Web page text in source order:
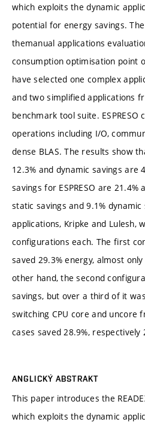
which exploits the dynamic
potential for energy savings.
themanual applications
consumption optimisation point
have selected one complex
and two simplified applications
benchmark tool suite.
operations including I/O,
dense BLAS. The results show
12.3% and dynamic savings are
savings for ESPRESO are
static savings and 9.1% dynamic
applications, Kripke and Lulesh,
configurations each. The first
saved 29.3% energy, almost
other hand, the second
savings, but over a third of it
switching CPU core and uncore
cases saved 28.9%, respectively
ANGLICKÝ ABSTRAKT
This paper introduces the
which exploits the dynamic